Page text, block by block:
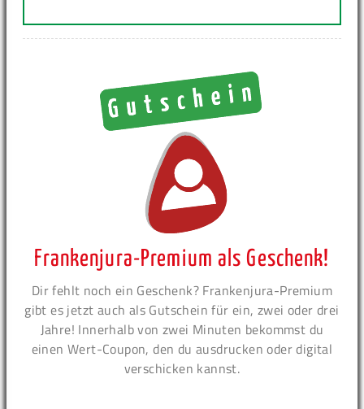
Frankenjura-Premium als Geschenk!
Dir fehlt noch ein Geschenk? Frankenjura-Premium
gibt es jetzt auch als Gutschein für ein, zwei oder drei
Jahre! Innerhalb von zwei Minuten bekommst du
einen Wert-Coupon, den du ausdrucken oder digital
verschicken kannst.